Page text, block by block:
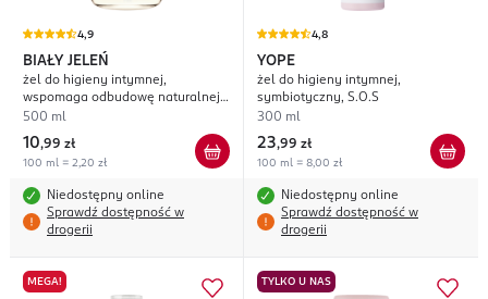
4,9
BIAŁY JELEŃ
żel do higieny intymnej,
wspomaga odbudowę naturalnej
mikroflory
500 ml
10,99 zł
100 ml = 2,20 zł
Niedostępny online
Sprawdź dostępność w
drogerii
4,8
YOPE
żel do higieny intymnej,
symbiotyczny, S.O.S
300 ml
23,99 zł
100 ml = 8,00 zł
Niedostępny online
Sprawdź dostępność w
drogerii
MEGA! TYLKO U NAS